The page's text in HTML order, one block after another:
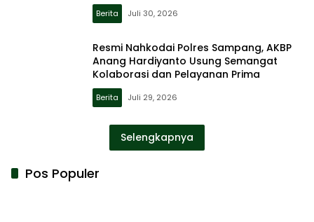
Berita Juli 30, 2026
Resmi Nahkodai Polres Sampang, AKBP
Anang Hardiyanto Usung Semangat
Kolaborasi dan Pelayanan Prima
Berita Juli 29, 2026
Selengkapnya
Pos Populer